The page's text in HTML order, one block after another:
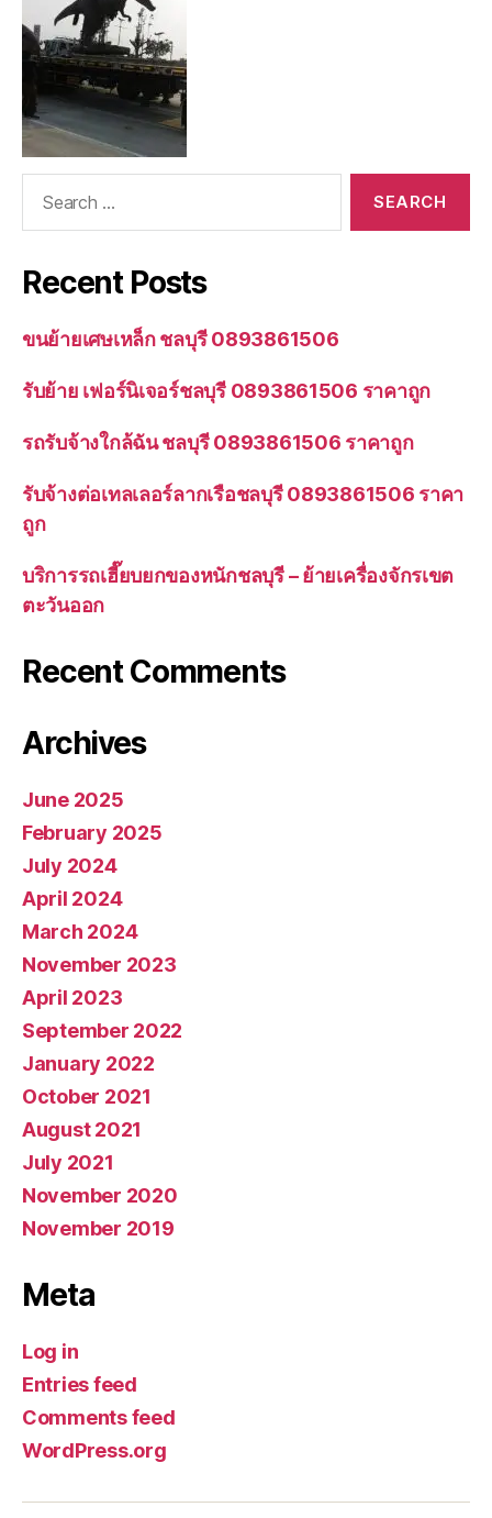
Recent Posts
ขนย้ายเศษเหล็ก ชลบุรี 0893861506
รับย้าย เฟอร์นิเจอร์ชลบุรี 0893861506 ราคาถูก
รถรับจ้างใกล้ฉัน ชลบุรี 0893861506 ราคาถูก
รับจ้างต่อเทลเลอร์ลากเรือชลบุรี 0893861506 ราคา
ถูก
บริการรถเฮี๊ยบยกของหนักชลบุรี – ย้ายเครื่องจักรเขต
ตะวันออก
Recent Comments
Archives
June 2025
February 2025
July 2024
April 2024
March 2024
November 2023
April 2023
September 2022
January 2022
October 2021
August 2021
July 2021
November 2020
November 2019
Meta
Log in
Entries feed
Comments feed
WordPress.org